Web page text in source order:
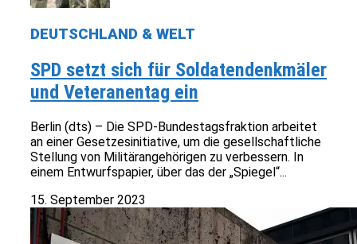
DEUTSCHLAND & WELT
SPD setzt sich für Soldatendenkmäler
und Veteranentag ein
Berlin (dts) – Die SPD-Bundestagsfraktion arbeitet
an einer Gesetzesinitiative, um die gesellschaftliche
Stellung von Militärangehörigen zu verbessern. In
einem Entwurfspapier, über das der „Spiegel“...
15. September 2023